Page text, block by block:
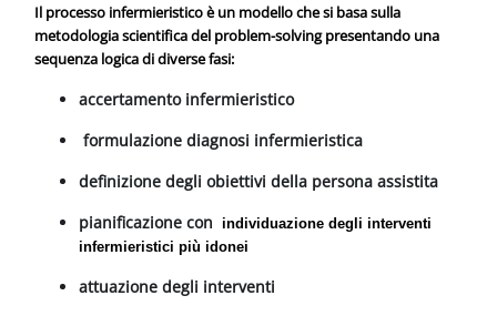
Vai al contenuto principale
Blocchi
Il processo infermieristico è un modello che si basa sulla
metodologia scientifica del problem-solving presentando una
sequenza logica di diverse fasi:
accertamento infermieristico
formulazione diagnosi infermieristica
definizione degli obiettivi della persona assistita
pianificazione con individuazione degli interventi
infermieristici più idonei
attuazione degli interventi